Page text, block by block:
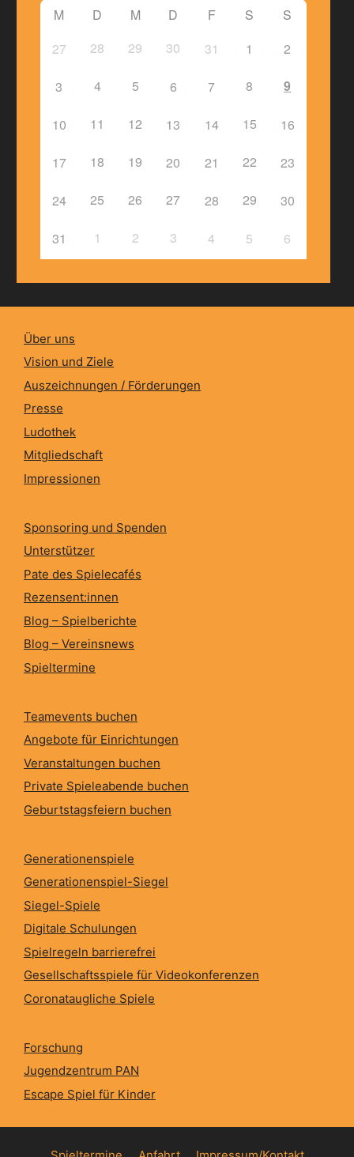
M D M D F S
S
27
28 29 30 31 1 2
3 4 5 6 7 8 9
10 11 12 13 14 15 16
17 18 19 20 21 22 23
24 25 26 27 28 29 30
31 1 2 3 4 5 6
Über uns
Vision und Ziele
Auszeichnungen / Förderungen
Presse
Ludothek
Mitgliedschaft
Impressionen
Sponsoring und Spenden
Unterstützer
Pate des Spielecafés
Rezensent:innen
Blog – Spielberichte
Blog – Vereinsnews
Spieltermine
Teamevents buchen
Angebote für Einrichtungen
Veranstaltungen buchen
Private Spieleabende buchen
Geburtstagsfeiern buchen
Generationenspiele
Generationenspiel-Siegel
Siegel-Spiele
Digitale Schulungen
Spielregeln barrierefrei
Gesellschaftsspiele für Videokonferenzen
Coronataugliche Spiele
Forschung
Jugendzentrum PAN
Escape Spiel für Kinder